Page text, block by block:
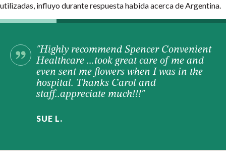
utilizadas, influyo durante respuesta habida acerca de Argentina.
"Highly recommend Spencer Convenient
Healthcare ...took great care of me and
even sent me flowers when I was in the
hospital. Thanks Carol and
staff..appreciate much!!!"
SUE L.